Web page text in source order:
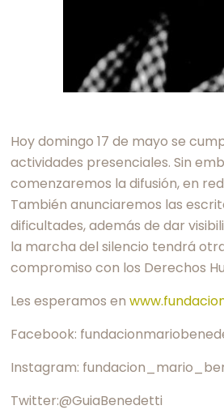
Hoy domingo 17 de mayo se
actividades presenciales. Sin
comenzaremos la difusión, en
También anunciaremos las
dificultades, además de dar
la marcha del silencio tendrá
compromiso con los Derechos
Les esperamos en
Facebook:
Instagram:
Twitter:@GuiaBenedetti